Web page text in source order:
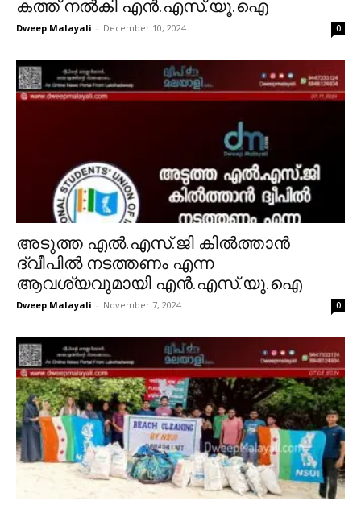
കത്ത് നൽകി എൻ.എസ്.യൂ.ഐ
Dweep Malayali - December 10, 2024 0
അടുത്ത എൽ.എസ്.ജി കിൽത്താൻ
ദ്വീപിൽ നടത്തണം എന്ന
ആവശ്യവുമായി എൻ.എസ്.യു.ഐ
Dweep Malayali - November 7, 2024 0